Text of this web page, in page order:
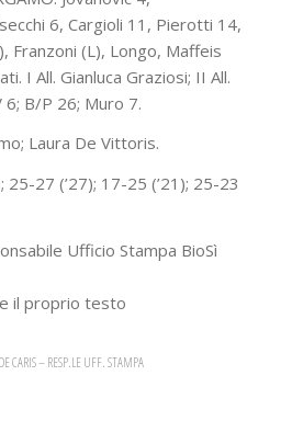
6, Cargioli 11, Pierotti 14,
Franzoni (L), Longo, Maffeis
I All. Gianluca Graziosi; II All.
6; B/P 26; Muro 7.
Laura De Vittoris.
25-27 (’27); 17-25 (’21); 25-23
Ufficio Stampa BioSì
il proprio testo
CARIS – RESP.LE UFF. STAMPA